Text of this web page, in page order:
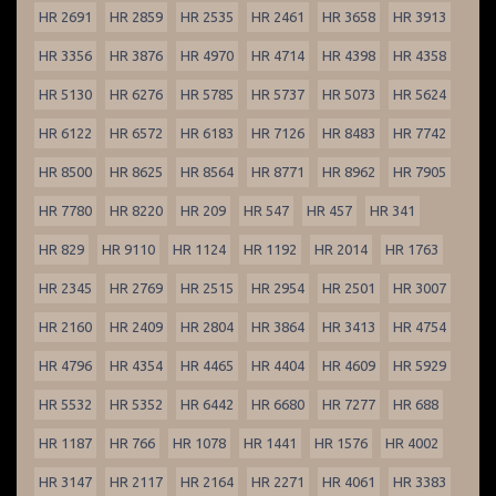
HR 2691 HR 2859 HR 2535 HR 2461 HR 3658 HR 3913
HR 3356 HR 3876 HR 4970 HR 4714 HR 4398 HR 4358
HR 5130 HR 6276 HR 5785 HR 5737 HR 5073 HR 5624
HR 6122 HR 6572 HR 6183 HR 7126 HR 8483 HR 7742
HR 8500 HR 8625 HR 8564 HR 8771 HR 8962 HR 7905
HR 7780 HR 8220 HR 209 HR 547 HR 457 HR 341
HR 829 HR 9110 HR 1124 HR 1192 HR 2014 HR 1763
HR 2345 HR 2769 HR 2515 HR 2954 HR 2501 HR 3007
HR 2160 HR 2409 HR 2804 HR 3864 HR 3413 HR 4754
HR 4796 HR 4354 HR 4465 HR 4404 HR 4609 HR 5929
HR 5532 HR 5352 HR 6442 HR 6680 HR 7277 HR 688
HR 1187 HR 766 HR 1078 HR 1441 HR 1576 HR 4002
HR 3147 HR 2117 HR 2164 HR 2271 HR 4061 HR 3383